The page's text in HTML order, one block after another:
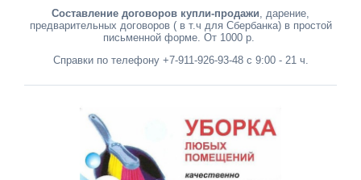
Составление договоров купли-продажи , дарение,
предварительных договоров ( в т.ч для Сбербанка) в простой
письменной форме. От 1000 р.
Справки по телефону +7-911-926-93-48 с 9:00 - 21 ч.